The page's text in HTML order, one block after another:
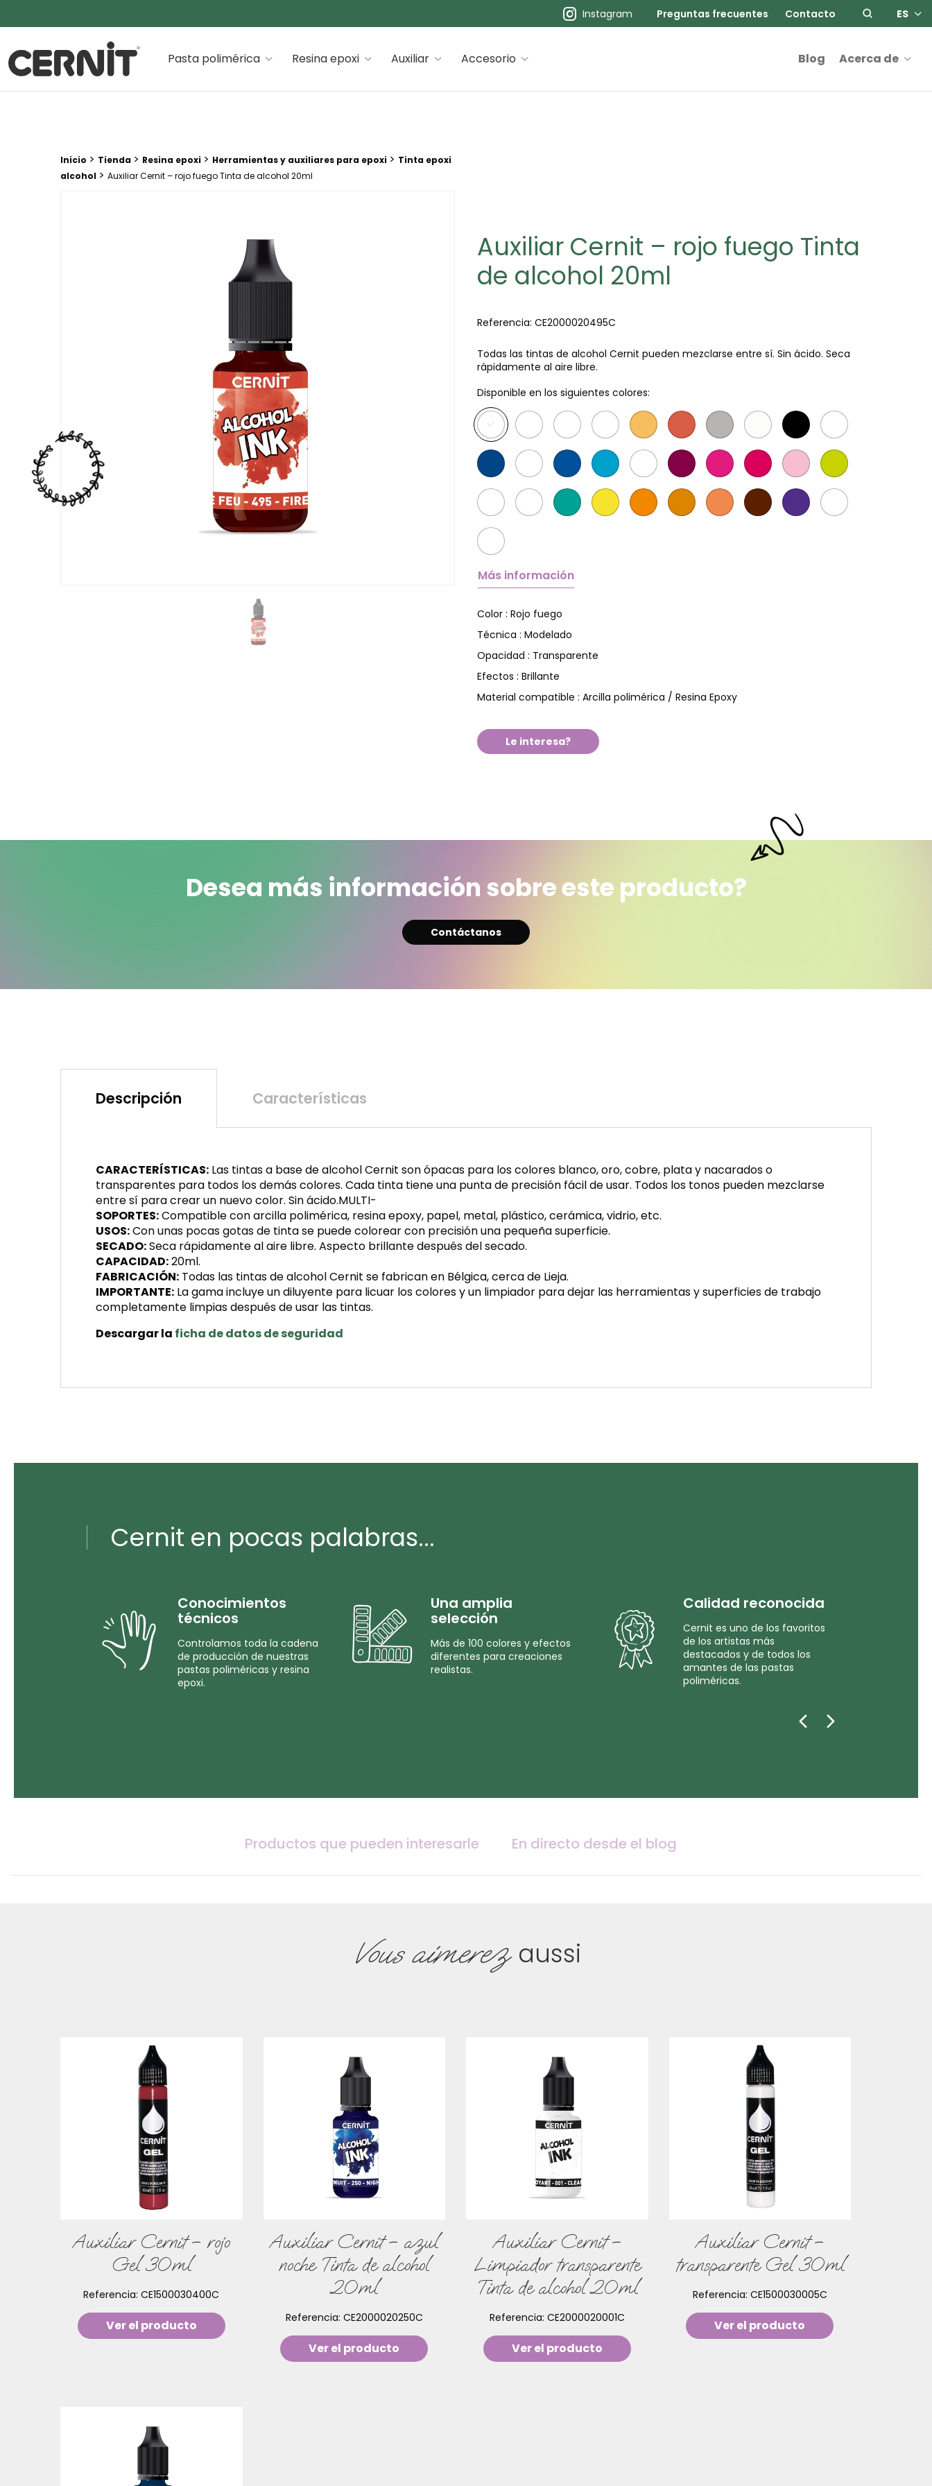
Instagram Preguntas frecuentes Contacto ES
Cernit Une qualité haut de gamme pour des créations premiums
Pasta polimérica Resina epoxi Auxiliar Accesorio Blog Acerca de
Breadcrumb trail:
Inicio > Tienda > Resina epoxi > Herramientas y auxiliares para epoxi > Tinta epoxi
alcohol > Auxiliar Cernit – rojo fuego Tinta de alcohol 20ml
Auxiliar Cernit – rojo fuego Tinta
de alcohol 20ml
Referencia: CE2000020495C
Todas las tintas de alcohol Cernit pueden mezclarse entre sí. Sin ácido. Seca
rápidamente al aire libre.
Disponible en los siguientes colores:
Más información
Color : Rojo fuego
Técnica : Modelado
Opacidad : Transparente
Efectos : Brillante
Material compatible : Arcilla polimérica / Resina Epoxy
Le interesa?
Desea más información sobre este producto?
Contáctanos
Descripción Características
CARACTERÍSTICAS: Las tintas a base de alcohol Cernit son ópacas para los colores blanco, oro, cobre, plata y nacarados o
transparentes para todos los demás colores. Cada tinta tiene una punta de precisión fácil de usar. Todos los tonos pueden mezclarse
entre sí para crear un nuevo color. Sin ácido.MULTI-
SOPORTES:Compatible con arcilla polimérica, resina epoxy, papel, metal, plástico, cerámica, vidrio, etc.
USOS:Con unas pocas gotas de tinta se puede colorear con precisión una pequeña superficie.
SECADO:Seca rápidamente al aire libre. Aspecto brillante después del secado.
CAPACIDAD:20ml.
FABRICACIÓN: Todas las tintas de alcohol Cernit se fabrican en Bélgica, cerca de Lieja.
IMPORTANTE: La gama incluye un diluyente para licuar los colores y un limpiador para dejar las herramientas y superficies de trabajo
completamente limpias después de usar las tintas.
Descargar la ficha de datos de seguridad
Cernit en pocas palabras...
Conocimientos
técnicos
Controlamos toda la cadena
de producción de nuestras
pastas poliméricas y resina
epoxi.
Una amplia
selección
Más de 100 colores y efectos
diferentes para creaciones
realistas.
Calidad reconocida
Cernit es uno de los favoritos
de los artistas más
destacados y de todos los
amantes de las pastas
poliméricas.
Productos que pueden interesarle En directo desde el blog
Vous aimerezaussi
Auxiliar Cernit – rojo
Gel 30ml
Referencia:CE1500030400C
Ver el producto
Auxiliar Cernit – azul
noche Tinta de alcohol
20ml
Referencia: CE2000020250C
Ver el producto
Auxiliar Cernit –
Limpiador transparente
Tinta de alcohol 20ml
Referencia: CE2000020001C
Ver el producto
Auxiliar Cernit –
transparente Gel 30ml
Referencia: CE1500030005C
Ver el producto